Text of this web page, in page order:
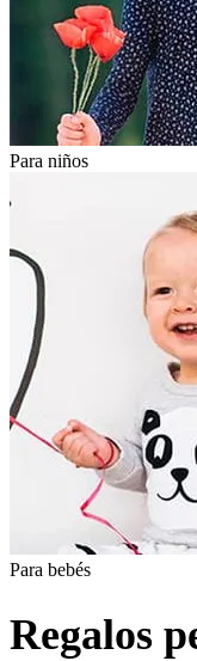
Para niños
Para bebés
Regalos